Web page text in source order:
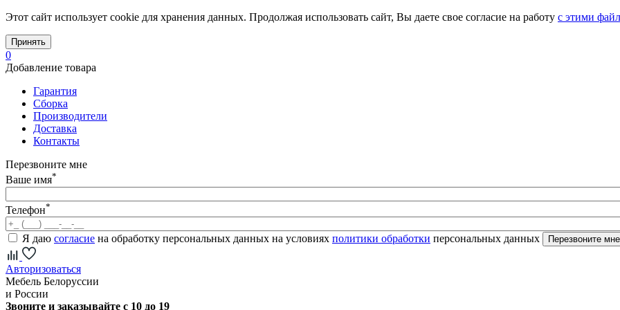
Этот сайт использует cookie для хранения данных. Продолжая использовать сайт, Вы даете свое согласие на работу с этими
Принять
0
Добавление товара
Гарантия
Сборка
Производители
Доставка
Контакты
Перезвоните мне
Ваше имя*
Телефон*
Я даю согласие на обработку персональных данных на условиях политики обработки персональных данных
Авторизоваться
Мебель Белоруссии
и России
Звоните и заказывайте с 10 до 19